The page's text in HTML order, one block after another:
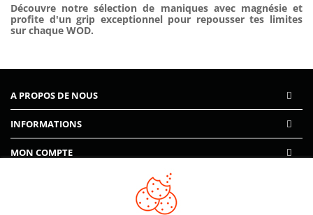
Découvre notre sélection de maniques avec magnésieet
profite d'un grip exceptionnel pour repousser tes limites
sur chaque WOD.
A PROPOS DE NOUS
INFORMATIONS
MON COMPTE